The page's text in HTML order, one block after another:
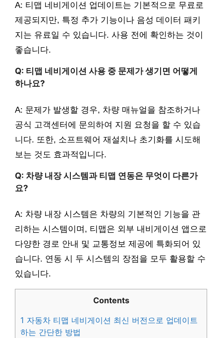
A: 티맵 네비게이션 업데이트는 기본적으로 무료로
제공되지만, 특정 추가 기능이나 음성 데이터 패키
지는 유료일 수 있습니다. 사용 전에 확인하는 것이
좋습니다.
Q: 티맵 네비게이션 사용 중 문제가 생기면 어떻게
하나요?
A: 문제가 발생할 경우, 차량 매뉴얼을 참조하거나
공식 고객센터에 문의하여 지원 요청을 할 수 있습
니다. 또한, 소프트웨어 재설치나 초기화를 시도해
보는 것도 효과적입니다.
Q: 차량 내장 시스템과 티맵 연동은 무엇이 다른가
요?
A: 차량 내장 시스템은 차량의 기본적인 기능을 관
리하는 시스템이며, 티맵은 외부 내비게이션 앱으로
다양한 경로 안내 및 교통정보 제공에 특화되어 있
습니다. 연동 시 두 시스템의 장점을 모두 활용할 수
있습니다.
Contents
1 자동차 티맵 네비게이션 최신 버전으로 업데이트
하는 간단한 방법